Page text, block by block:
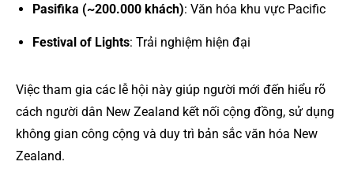
Pasifika (~200.000 khách): Văn hóa khu vực Pacific
Festival of Lights: Trải nghiệm hiện đại
Việc tham gia các lễ hội này giúp người mới đến hiểu rõ
cách người dân New Zealand kết nối cộng đồng, sử dụng
không gian công cộng và duy trì bản sắc văn hóa New
Zealand.